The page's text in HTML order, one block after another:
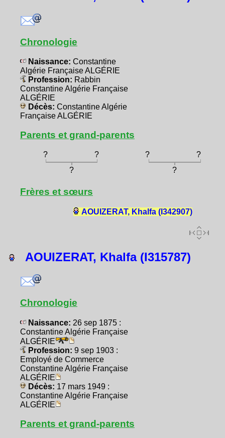
Chronologie
Naissance: Constantine
Algérie Française ALGÉRIE
Profession: Rabbin
Constantine Algérie Française
ALGÉRIE
Décès: Constantine Algérie
Française ALGÉRIE
Parents et grand-parents
? ? ?
?
?
?
Frères et sœurs
AOUIZERAT, Khalfa (I342907)
AOUIZERAT, Khalfa (I315787)
Chronologie
Naissance: 26 sep 1875 :
Constantine Algérie Française
ALGÉRIE
Profession: 9 sep 1903 :
Employé de Commerce
Constantine Algérie Française
ALGÉRIE
Décès: 17 mars 1949 :
Constantine Algérie Française
ALGÉRIE
Parents et grand-parents